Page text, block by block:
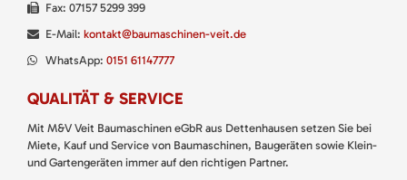
Fax: 07157 5299 399
E-Mail: kontakt@baumaschinen-veit.de
WhatsApp: 0151 61147777
QUALITÄT & SERVICE
Mit M&V Veit Baumaschinen eGbR aus Dettenhausen setzen Sie bei
Miete, Kauf und Service von Baumaschinen, Baugeräten sowie Klein-
und Gartengeräten immer auf den richtigen Partner.